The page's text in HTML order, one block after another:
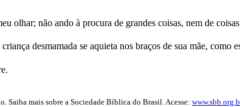
olhar; não ando à procura de grandes coisas, nem de
desmamada se aquieta nos braços de sua mãe, como
mais sobre a Sociedade Bíblica do Brasil. Acesse: